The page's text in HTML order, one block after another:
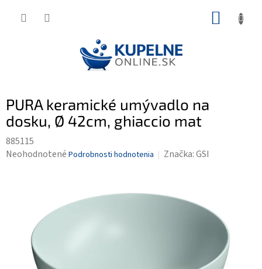
PURA keramické umývadlo na
dosku, Ø 42cm, ghiaccio mat
885115
Priemerné
hviezdičiek.
Neohodnotené Podrobnosti hodnotenia Značka:GSI